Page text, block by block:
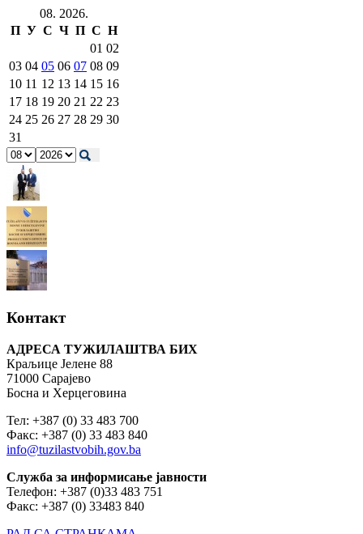
08. 2026.
П У С Ч П С Н
01 02
03 04 05 06 07 08 09
10 11 12 13 14 15 16
17 18 19 20 21 22 23
24 25 26 27 28 29 30
31
Контакт
АДРЕСА ТУЖИЛАШТВА БИХ
Краљице Јелене 88
71000 Сарајево
Босна и Херцеговина
Тел: +387 (0) 33 483 700
Факс: +387 (0) 33 483 840
info@tuzilastvobih.gov.ba
Служба за информисање јавности
Телефон: +387 (0)33 483 751
Факс: +387 (0) 33483 840